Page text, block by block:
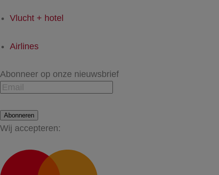
Vlucht + hotel
Airlines
Abonneer op onze nieuwsbrief
Abonneren
Wij accepteren: